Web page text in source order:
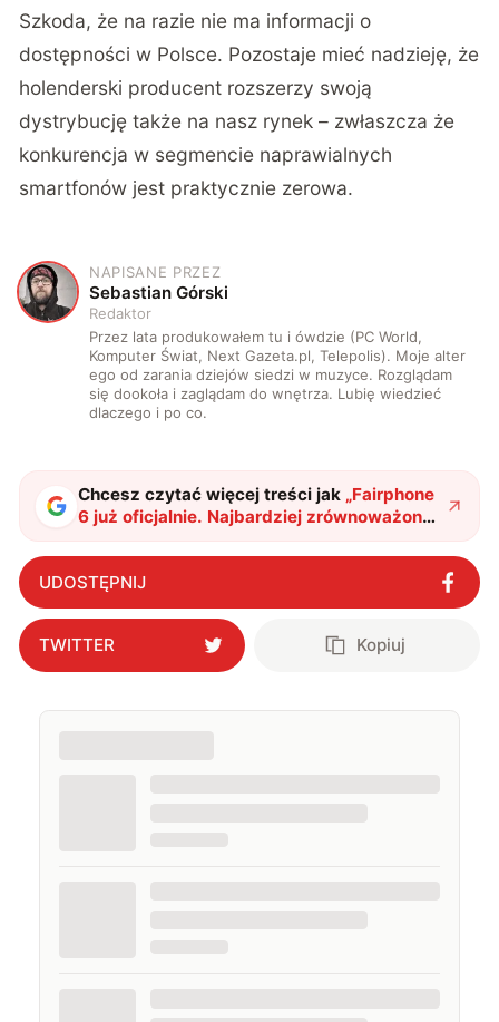
Szkoda, że na razie nie ma informacji o
dostępności w Polsce. Pozostaje mieć nadzieję, że
holenderski producent rozszerzy swoją
dystrybucję także na nasz rynek – zwłaszcza że
konkurencja w segmencie naprawialnych
smartfonów jest praktycznie zerowa.
S
NAPISANE PRZEZ
Sebastian Górski
Redaktor
Przez lata produkowałem tu i ówdzie (PC World,
Komputer Świat, Next Gazeta.pl, Telepolis). Moje alter
ego od zarania dziejów siedzi w muzyce. Rozglądam
się dookoła i zaglądam do wnętrza. Lubię wiedzieć
dlaczego i po co.
Chcesz czytać więcej treści jak „Fairphone
6 już oficjalnie. Najbardziej zrównoważony
smartfon na rynku ma 12 wymiennych
modułów"?
UDOSTĘPNIJ
TWITTER Kopiuj